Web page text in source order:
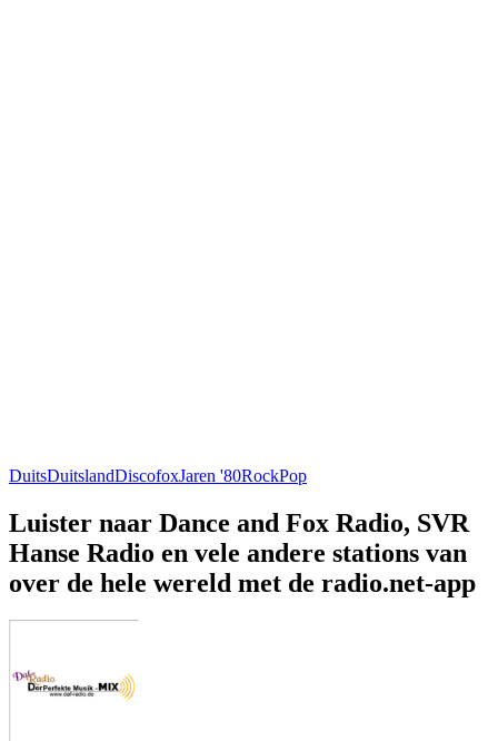
DuitsDuitslandDiscofoxJaren '80RockPop
Luister naar Dance and Fox Radio, SVR
Hanse Radio en vele andere stations van
over de hele wereld met de radio.net-app